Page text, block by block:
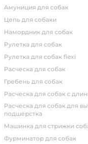
амуниция для собак
цепь для собаки
намордник для собак
рулетка для собак
рулетка для собак flexi
расческа для собак
гребень для собак
расческа для собак с
расческа для собак для вычесывания
подшерстка
машинка для стрижки
фурминатор для собак